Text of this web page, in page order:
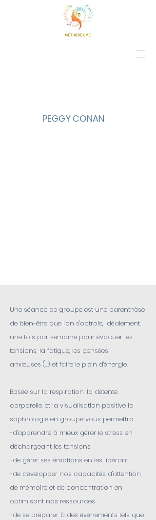
PEGGY CONAN
Une séance de groupe est une parenthèse
de bien-être que l'on s'octroie, idéalement,
une fois par semaine pour évacuer les
tensions, la fatigue, les pensées
anxieuses (...) et faire le plein d'énergie.
Basée sur la respiration, la détente
corporelle, et la visualisation positive la
sophrologie en groupe vous permettra :
-d'apprendre à mieux gérer le stress en
déchargeant les tensions
-de gérer ses émotions en les libérant
-de développer nos capacités d'attention,
de mémoire et de concentration en
optimisant nos ressources
-de se préparer à des événements tels que